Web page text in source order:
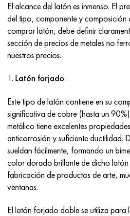
El alcance del latón es inmenso. El
del tipo, componente y composición
comprar latón, debe definir
sección de precios de metales no
nuestros precios.
1. Latón forjado .
Este tipo de latón contiene en su
significativa de cobre (hasta un
metálico tiene excelentes
anticorrosión y suficiente ductilidad.
sueldan fácilmente, formando un
color dorado brillante de dicho latón
fabricación de productos de arte,
ventanas.
El latón forjado doble se utiliza para
Hastelloy C-276
Hastelloy C2000
Hastelloy 3
Hastelloy x
udimet 500
udimet 720
40XFA, 1.7223, AISI 4142
45X, 45h, 1.7035
45HN2MFA, k2425, 45hnmf
A40G, 44smn28, 1.0762, 46s20